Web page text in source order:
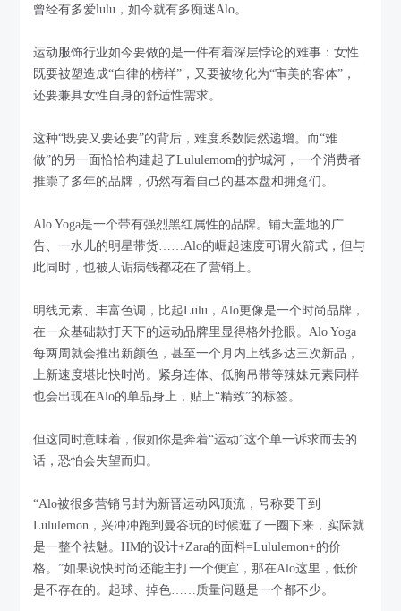
曾经有多爱lulu，如今就有多痴迷Alo。
运动服饰行业如今要做的是一件有着深层悖论的难事：女性
既要被塑造成“自律的榜样”，又要被物化为“审美的客体”，
还要兼具女性自身的舒适性需求。
这种“既要又要还要”的背后，难度系数陡然递增。而“难
做”的另一面恰恰构建起了Lululemom的护城河，一个消费者
推崇了多年的品牌，仍然有着自己的基本盘和拥趸们。
Alo Yoga是一个带有强烈黑红属性的品牌。铺天盖地的广
告、一水儿的明星带货……Alo的崛起速度可谓火箭式，但与
此同时，也被人诟病钱都花在了营销上。
明线元素、丰富色调，比起Lulu，Alo更像是一个时尚品牌，
在一众基础款打天下的运动品牌里显得格外抢眼。Alo Yoga
每两周就会推出新颜色，甚至一个月内上线多达三次新品，
上新速度堪比快时尚。紧身连体、低胸吊带等辣妹元素同样
也会出现在Alo的单品身上，贴上“精致”的标签。
但这同时意味着，假如你是奔着“运动”这个单一诉求而去的
话，恐怕会失望而归。
“Alo被很多营销号封为新晋运动风顶流，号称要干到
Lululemon，兴冲冲跑到曼谷玩的时候逛了一圈下来，实际就
是一整个祛魅。HM的设计+Zara的面料=Lululemon+的价
格。”如果说快时尚还能主打一个便宜，那在Alo这里，低价
是不存在的。起球、掉色……质量问题是一个都不少。